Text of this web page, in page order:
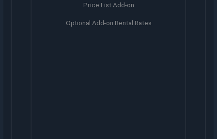
Price List Add-on
Optional Add-on Rental Rates